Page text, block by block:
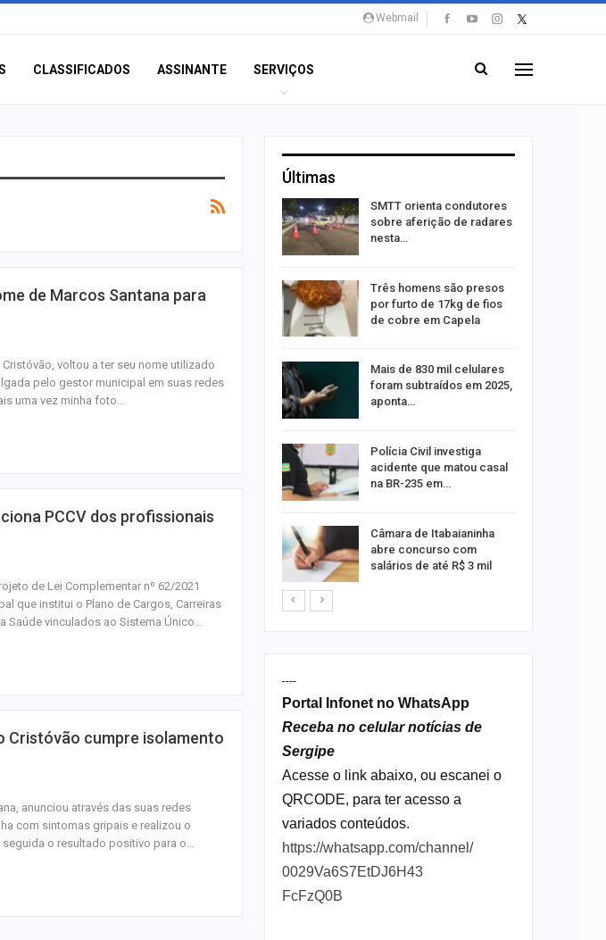
Webmail
CLASSIFICADOS ASSINANTE SERVIÇOS
de Marcos Santana para
voltou a ter seu nome utilizado
pelo gestor municipal em suas redes
uma vez minha foto…
PCCV dos profissionais
de Lei Complementar nº 62/2021
que institui o Plano de Cargos, Carreiras
Saúde vinculados ao Sistema Único…
Cristóvão cumpre isolamento
anunciou através das suas redes
com sintomas gripais e realizou o
o resultado positivo para o…
Últimas
Moradores protestam por
Bairro América recebe
décima edição do projeto
Pinguim-de-magalhães é
encontrado morto na Praia
do Saco
SMTT orienta condutores
sobre aferição de radares
nesta…
Três homens são presos
por furto de 17kg de fios
de cobre em Capela
Mais de 830 mil celulares
foram subtraídos em 2025,
aponta…
Polícia Civil investiga
acidente que matou casal
na BR-235 em…
Câmara de Itabaianinha
abre concurso com
salários de até R$ 3 mil
----
Portal Infonet no WhatsApp
Receba no celular notícias de
Sergipe
Acesse o link abaixo, ou escanei o
QRCODE, para ter acesso a
variados conteúdos.
https://whatsapp.com/channel/
0029Va6S7EtDJ6H43
FcFzQ0B